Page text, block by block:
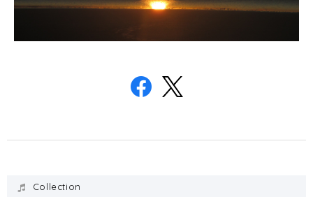
Collection